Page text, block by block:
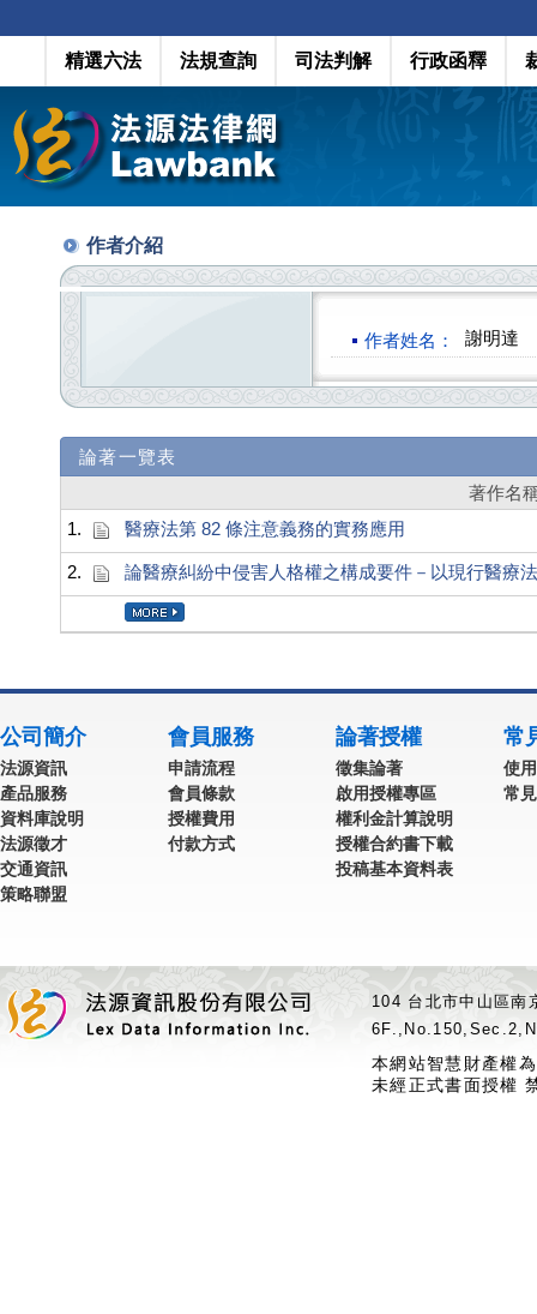
精選六法 法規查詢 司法判解 行政函釋
作者介紹
作者姓名： 謝明達
論著一覽表
著作名
1.
醫療法第 82 條注意義務的實務應用
2. 論醫療糾紛中侵害人格權之構成要件－以現行醫療
公司簡介
法源資訊
產品服務
資料庫說明
法源徵才
交通資訊
策略聯盟
會員服務
申請流程
會員條款
授權費用
付款方式
論著授權
徵集論著
啟用授權專區
權利金計算說明
授權合約書下載
投稿基本資料表
常
使
常
104 台北市中山區
本網站智慧財產權
未經正式書面授權